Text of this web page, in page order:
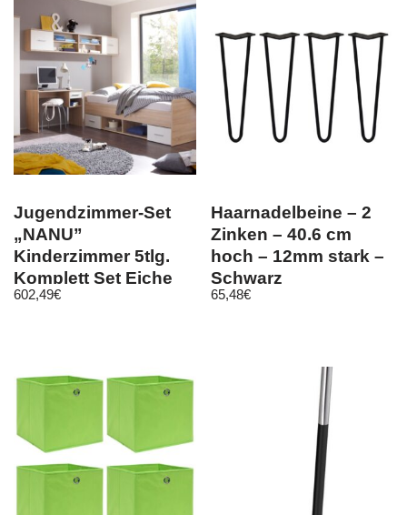
Jugendzimmer-Set
„NANU”
Kinderzimmer 5tlg.
Komplett Set Eiche
Weiß
602,49€
Haarnadelbeine – 2
Zinken – 40.6 cm
hoch – 12mm stark –
Schwarz
65,48€